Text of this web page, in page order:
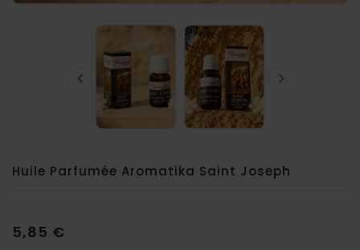
 
Huile Parfumée Aromatika Saint Joseph
5,85 €